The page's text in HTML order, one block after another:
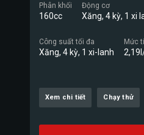
Phân khối
160cc
Động cơ
Xăng, 4 kỳ, 1 xi
Công suất tối đa
Xăng, 4 kỳ, 1 xi-lanh
Mức
Xem chi tiết Chạy thử